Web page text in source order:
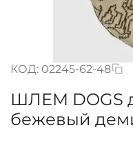
КОД: 02245-62-48
ШЛЕМ DOGS
бежевый